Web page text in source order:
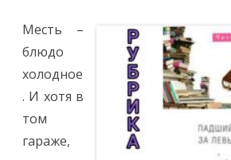
Татьяна
Степанова
«Павший
левым
плечом»
Месть –
блюдо
холодное
. И хотя в
том
гараже,